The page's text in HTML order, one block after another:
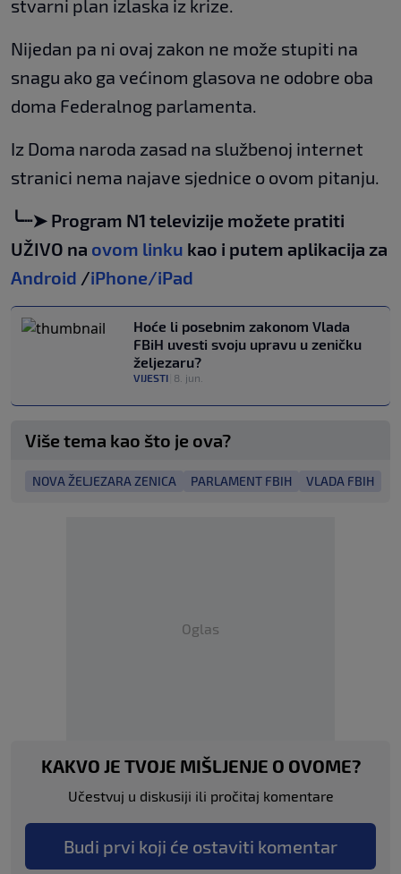
stvarni plan izlaska iz krize.
Nijedan pa ni ovaj zakon ne može stupiti na
snagu ako ga većinom glasova ne odobre oba
doma Federalnog parlamenta.
Iz Doma naroda zasad na službenoj internet
stranici nema najave sjednice o ovom pitanju.
╰┈➤ Program N1 televizije možete pratiti
UŽIVO na ovom linku kao i putem aplikacija za
Android /iPhone/iPad
Hoće li posebnim zakonom Vlada
FBiH uvesti svoju upravu u zeničku
željezaru?
VIJESTI 8. jun.
Više tema kao što je ova?
NOVA ŽELJEZARA ZENICA PARLAMENT FBIH VLADA FBIH
Oglas
KAKVO JE TVOJE MIŠLJENJE O OVOME?
Učestvuj u diskusiji ili pročitaj komentare
Budi prvi koji će ostaviti komentar